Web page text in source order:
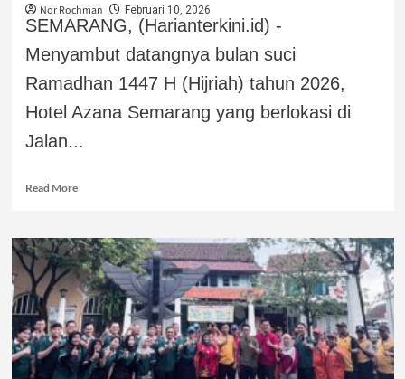
Nor Rochman Februari 10, 2026
SEMARANG, (Harianterkini.id) -
Menyambut datangnya bulan suci
Ramadhan 1447 H (Hijriah) tahun 2026,
Hotel Azana Semarang yang berlokasi di
Jalan...
Read More